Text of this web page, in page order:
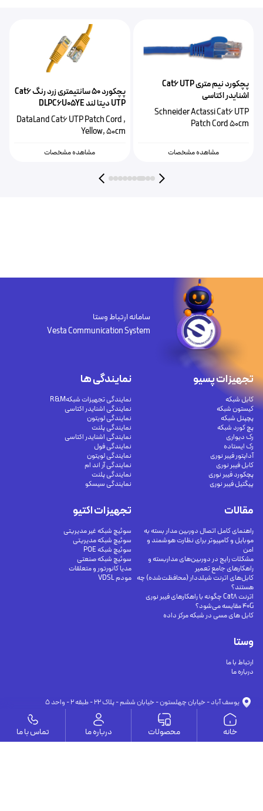
پچکورد نیم متری Cat6 UTP
اشنایدر اکتاسی
ACTPC6UBCM05BU
Schneider Actassi Cat6 UTP
Patch Cord 50cm
مشاهده مشخصات
پچکورد 50 سانتیمتری زرد رنگ Cat6
UTP دیتا لند DLPC6U05YE
DataLand Cat6 UTP Patch Cord ,
Yellow, 50cm
مشاهده مشخصات
سامانه ارتباط وستا
Vesta Communication System
وستا
ارتباط با ما
درباره ما
تجهیزات پسیو
کابل شبکه
کیستون شبکه
پچپنل شبکه
پچ کورد شبکه
رک دیواری
رک ایستاده
آداپتور فیبر نوری
کابل فیبر نوری
پچکورد فیبر نوری
پیگتیل فیبر نوری
تجهیزات اکتیو
سوئیچ شبکه غیر مدیریتی
سوئیچ شبکه مدیریتی
سوئیچ شبکه POE
سوئیچ شبکه صنعتی
مدیا کانورتور و متعلقات
مودم VDSL
نمایندگی ها
نمایندگی تجهیزات شبکهR&M
نمایندگی اشنایدر اکتاسی
نمایندگی لویتون
نمایندگی پلنت
نمایندگی اشنایدر اکتاسی
نمایندگی فول
نمایندگی لویتون
نمایندگی آر اند ام
نمایندگی پلنت
نمایندگی سیسکو
مقالات
راهنمای کامل اتصال دوربین مدار بسته به
موبایل و کامپیوتر برای نظارت هوشمند و
امن
مشکلات رایج در دوربین‌های مداربسته و
راهکارهای جامع تعمیر
کابل‌های اترنت شیلددار (محافظت‌شده) چه
هستند؟
اترنت Cat8 چگونه با راهکارهای فیبر نوری
40G مقایسه می‌شود؟
کابل های مسی در شبکه مرکز داده
يوسف آباد - خيابان چهلستون - خيابان ششم - پلاك ٢٢ - طبقه ٢ - واحد ٥
info@vesta-com.com
09126394251
09191302116
خانه محصولات درباره ما تماس با ما